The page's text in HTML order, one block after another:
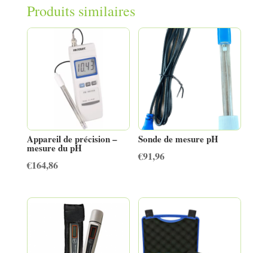
Produits similaires
Appareil de précision –
mesure du pH
€164,86
Sonde de mesure pH
€91,96